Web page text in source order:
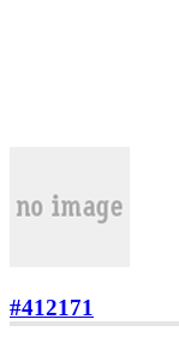
#412171